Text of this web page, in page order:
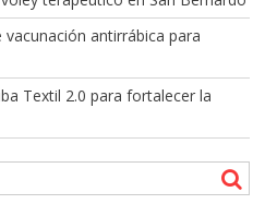
antirrábica para
Textil 2.0 para fortalecer la